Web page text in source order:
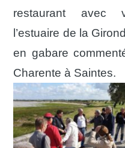
restaurant avec
l’estuaire de la
en gabare
Charente à Saintes.